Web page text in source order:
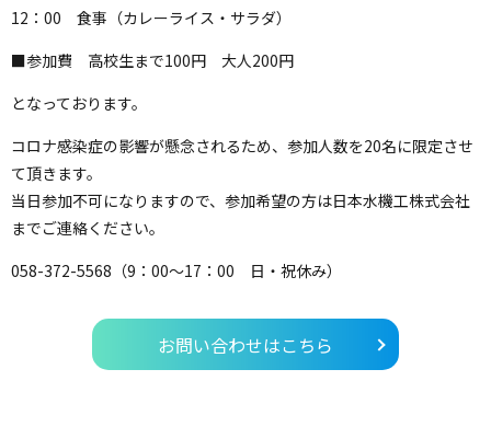
12：00 食事（カレーライス・サラダ）
■参加費 高校生まで100円 大人200円
となっております。
コロナ感染症の影響が懸念されるため、参加人数を20名に限定させ
て頂きます。
当日参加不可になりますので、参加希望の方は日本水機工株式会社
までご連絡ください。
058-372-5568（9：00～17：00 日・祝休み）
お問い合わせはこちら